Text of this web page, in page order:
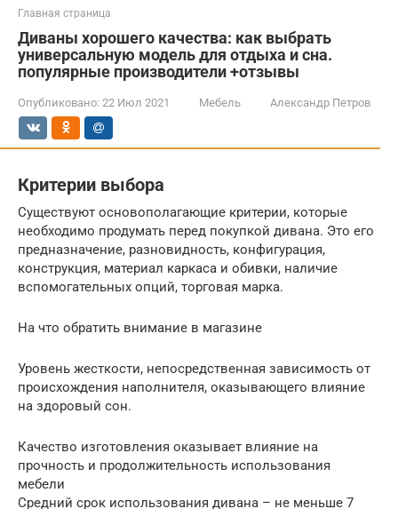
Главная страница
Диваны хорошего качества: как выбрать
универсальную модель для отдыха и сна.
популярные производители +отзывы
Опубликовано: 22 Июл 2021 Мебель Александр Петров
Критерии выбора
Существуют основополагающие критерии, которые
необходимо продумать перед покупкой дивана. Это его
предназначение, разновидность, конфигурация,
конструкция, материал каркаса и обивки, наличие
вспомогательных опций, торговая марка.
На что обратить внимание в магазине
Уровень жесткости, непосредственная зависимость от
происхождения наполнителя, оказывающего влияние
на здоровый сон.
Качество изготовления оказывает влияние на
прочность и продолжительность использования
мебели
Средний срок использования дивана – не меньше 7